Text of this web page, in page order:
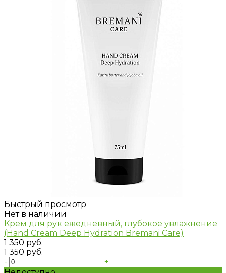
Быстрый просмотр
Нет в наличии
Крем для рук ежедневный, глубокое увлажнение
(Hand Cream Deep Hydration Bremani Care)
1 350 руб.
1 350 руб.
-
+